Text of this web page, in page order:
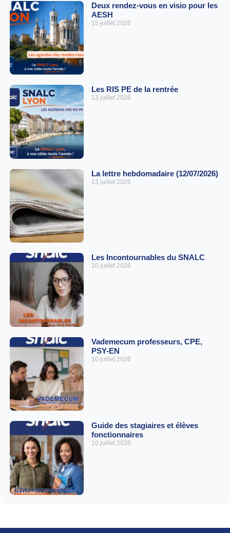
Deux rendez-vous en visio pour les
AESH
15 juillet 2026
Les RIS PE de la rentrée
13 juillet 2026
La lettre hebdomadaire (12/07/2026)
13 juillet 2026
Les Incontournables du SNALC
10 juillet 2026
Vademecum professeurs, CPE,
PSY-EN
10 juillet 2026
Guide des stagiaires et élèves
fonctionnaires
10 juillet 2026